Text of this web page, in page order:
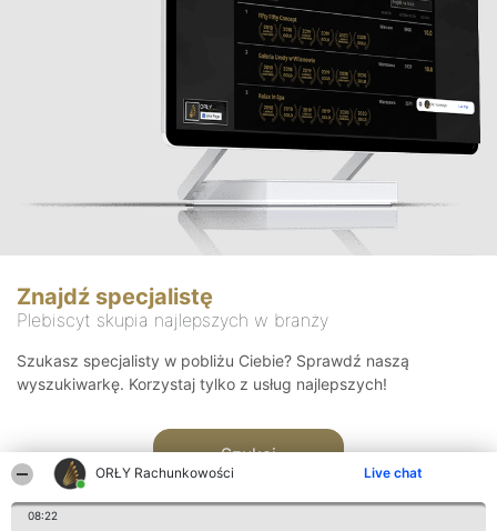
ORŁY Rachunkowości Live chat
08:22
Znajdź specjalistę
Plebiscyt skupia najlepszych w branży
Szukasz specjalisty w pobliżu Ciebie? Sprawdź naszą
wyszukiwarkę. Korzystaj tylko z usług najlepszych!
Szukaj